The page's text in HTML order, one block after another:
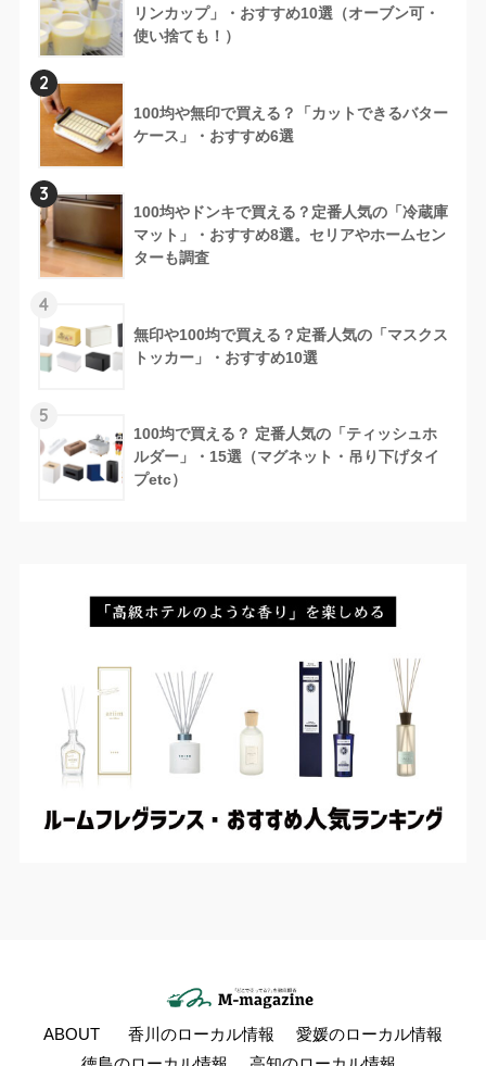
リンカップ」・おすすめ10選（オーブン可・
使い捨ても！）
2
100均や無印で買える？「カットできるバター
ケース」・おすすめ6選
3
100均やドンキで買える？定番人気の「冷蔵庫
マット」・おすすめ8選。セリアやホームセン
ターも調査
4
無印や100均で買える？定番人気の「マスクス
トッカー」・おすすめ10選
5
100均で買える？ 定番人気の「ティッシュホ
ルダー」・15選（マグネット・吊り下げタイ
プetc）
ABOUT 香川のローカル情報
愛媛のローカル情報